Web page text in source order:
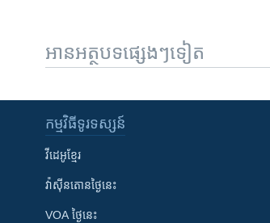
អានអត្ថបទផ្សេងៗទៀត
កម្មវិធី​ទូរទស្សន៍
វីដេអូ​ខ្មែរ
វ៉ាស៊ីនតោន​ថ្ងៃ​នេះ
VOA ថ្ងៃនេះ